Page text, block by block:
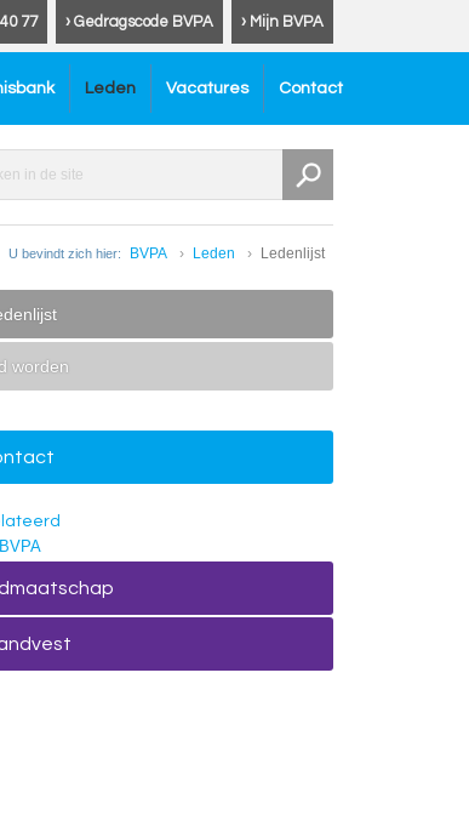
› Mijn BVPA
› Gedragscode BVPA
77
Leden Vacatures Contact
U bevindt zich hier: BVPA Leden Ledenlijst
worden